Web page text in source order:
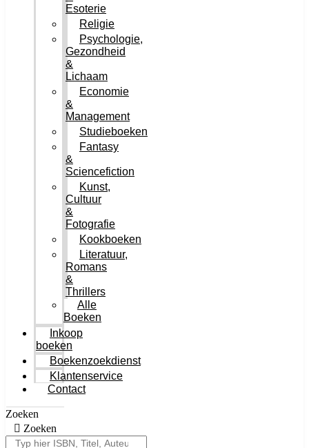
Esoterie
Religie
Psychologie,
Gezondheid
&
Lichaam
Economie
&
Management
Studieboeken
Fantasy
&
Sciencefiction
Kunst,
Cultuur
&
Fotografie
Kookboeken
Literatuur,
Romans
&
Thrillers
Alle
Boeken
Inkoop
boeken
Boekenzoekdienst
Klantenservice
Contact
Zoeken
Zoeken